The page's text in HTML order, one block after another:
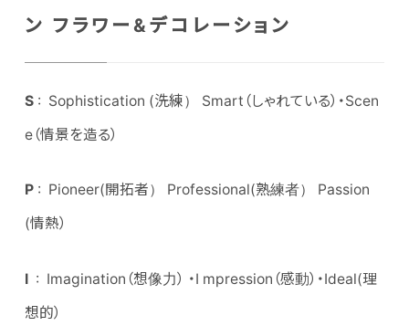
ン フラワー&デコレーション
S: Sophistication (洗練） Smart（しゃれている）・Scen
e（情景を造る）
P : Pioneer(開拓者） Professional(熟練者） Passion
(情熱）
I: Imagination（想像力） ・I mpression（感動）・Ideal(理
想的）